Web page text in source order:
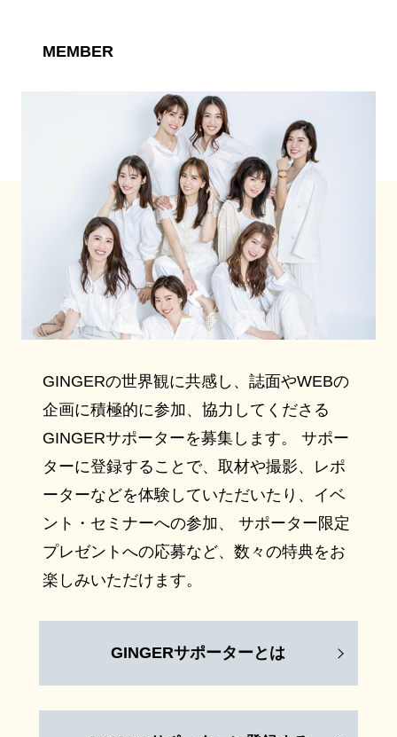
MEMBER
GINGERの世界観に共感し、誌面やWEBの
企画に積極的に参加、協力してくださる
GINGERサポーターを募集します。 サポー
ターに登録することで、取材や撮影、レポ
ーターなどを体験していただいたり、イベ
ント・セミナーへの参加、 サポーター限定
プレゼントへの応募など、数々の特典をお
楽しみいただけます。
GINGERサポーターとは